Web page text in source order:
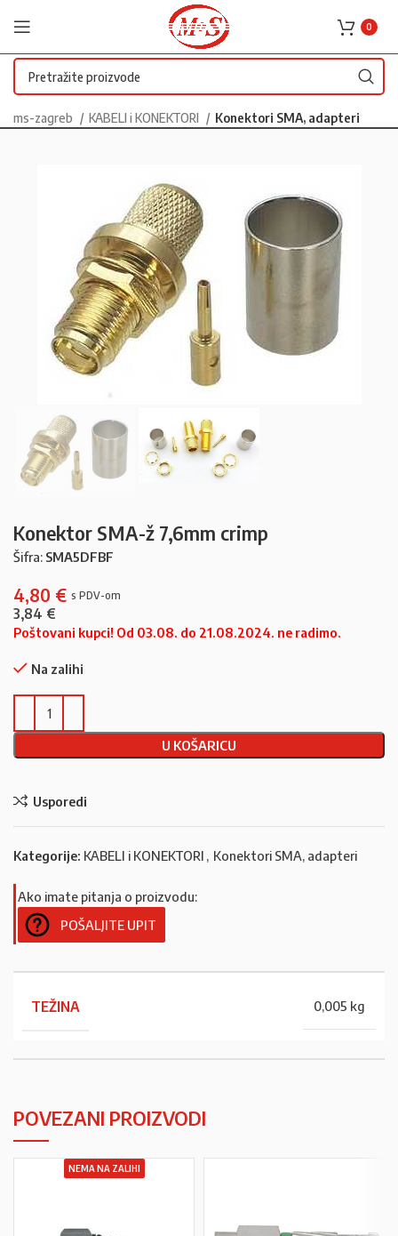
0
ms-zagreb KABELI i KONEKTORI Konektori SMA, adapteri
Konektor SMA-ž 7,6mm crimp
Šifra: SMA5DFBF
4,80 €
3,84 €
Poštovani kupci! Od 03.08. do 21.08.2024. ne radimo.
Na zalihi
U KOŠARICU
Usporedi
Kategorije: KABELI i KONEKTORI , Konektori SMA, adapteri
Ako imate pitanja o proizvodu:
POŠALJITE UPIT
TEŽINA 0,005 kg
POVEZANI PROIZVODI
NEMA NA ZALIHI